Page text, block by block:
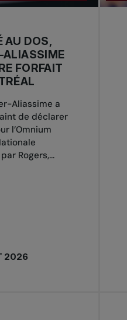
AU DOS,
ALIASSIME
FORFAIT
Aliassime a
de déclarer
l’Omnium
Rogers,...
2026